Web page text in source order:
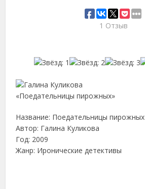
1 Отзыв
Название: Поедательницы пирожных
Автор: Галина Куликова
Год: 2009
Жанр: Иронические детективы